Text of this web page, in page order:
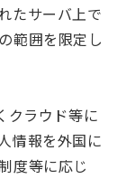
たサーバ上で
範囲を限定し
ラウド等に
情報を外国に
度等に応じ